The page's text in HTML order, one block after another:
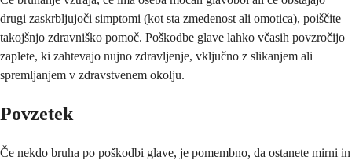
drugi zaskrbljujoči simptomi (kot sta zmedenost ali omotica), poiščite
takojšnjo zdravniško pomoč. Poškodbe glave lahko včasih povzročijo
zaplete, ki zahtevajo nujno zdravljenje, vključno z slikanjem ali
spremljanjem v zdravstvenem okolju.
Povzetek
Če nekdo bruha po poškodbi glave, je pomembno, da ostanete mirni in